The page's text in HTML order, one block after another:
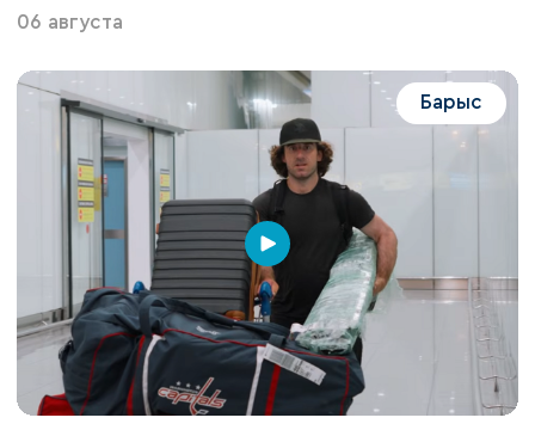
06 августа
Барыс